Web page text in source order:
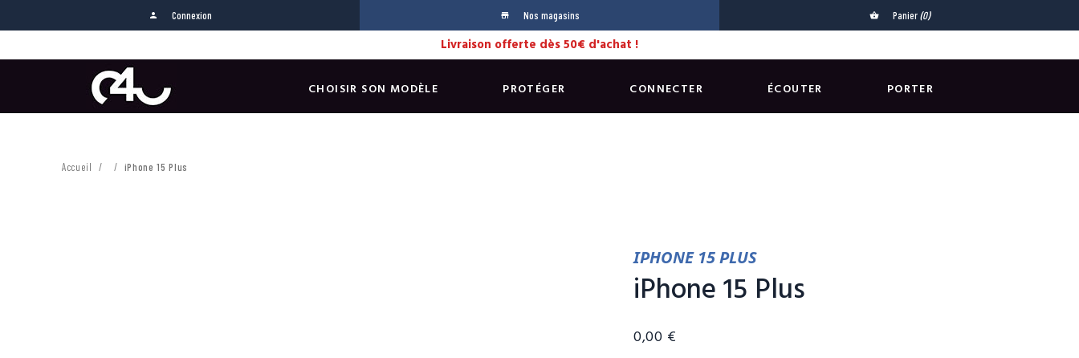
person Connexion store Nos magasins shopping_basket Panier (0)
Livraison offerte dès 50€ d'achat !
CHOISIR SON MODÈLE PROTÉGER CONNECTER ÉCOUTER PORTER
Accueil iPhone 15 Plus
IPHONE 15 PLUS
iPhone 15 Plus
0,00 €